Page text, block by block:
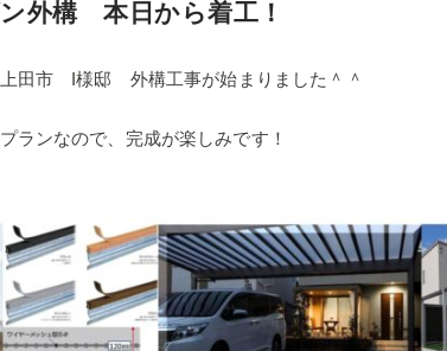
外構 本日から着工！
上田市 I様邸 外構工事が始まりました＾＾
ランなので、完成が楽しみです！